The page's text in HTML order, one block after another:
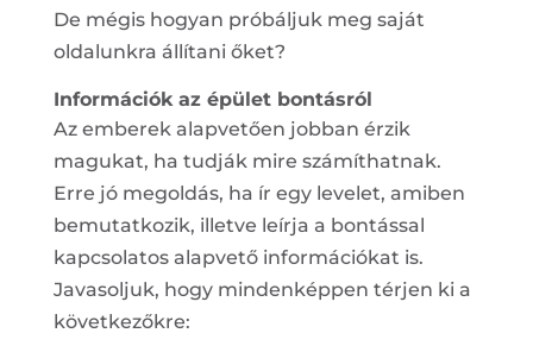
De mégis hogyan próbáljuk meg saját
oldalunkra állítani őket?
Információk az épület bontásról
Az emberek alapvetően jobban érzik
magukat, ha tudják mire számíthatnak.
Erre jó megoldás, ha ír egy levelet, amiben
bemutatkozik, illetve leírja a bontással
kapcsolatos alapvető információkat is.
Javasoljuk, hogy mindenképpen térjen ki a
következőkre: